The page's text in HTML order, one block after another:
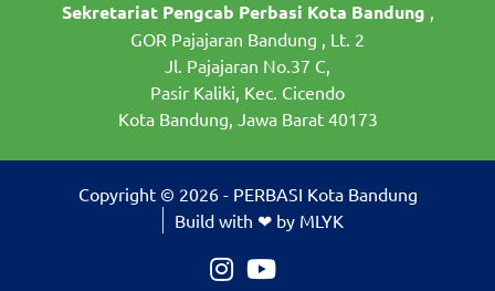
Sekretariat Pengcab Perbasi Kota Bandung ,
GOR Pajajaran Bandung , Lt. 2
Jl. Pajajaran No.37 C,
Pasir Kaliki, Kec. Cicendo
Kota Bandung, Jawa Barat 40173
Copyright © 2026 - PERBASI Kota Bandung
Build with ❤ by MLYK